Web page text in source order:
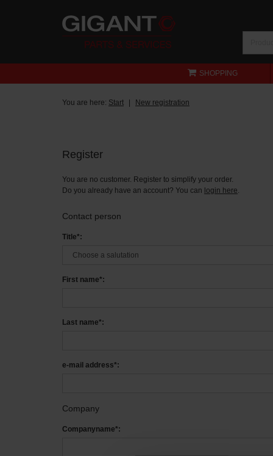
SHOPPING
You are here: Start New registration
Register
You are no customer. Register to simplify your order.
Do you already have an account? You can login here.
Contact person
Title*:
First name*:
Last name*:
e-mail address*:
Company
Companyname*: